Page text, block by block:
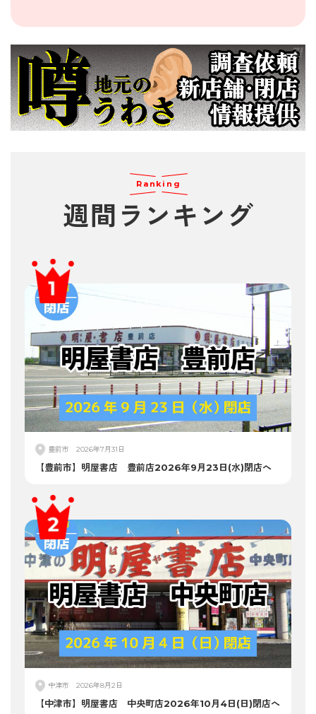
Ranking
週間 ランキング
豊前市 2026年7月31日
【豊前市】明屋書店 豊前店2026年9月23日(水)閉店へ
中津市 2026年8月2日
【中津市】明屋書店 中央町店2026年10月4日(日)閉店へ